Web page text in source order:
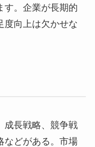
す。企業が長期的
度向上は欠かせな
成長戦略、競争戦
などがある。市場